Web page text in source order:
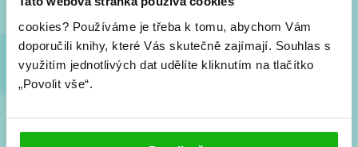
cookies? Používáme je třeba k tomu, abychom Vám
doporučili knihy, které Vás skutečně zajímají. Souhlas s
využitím jednotlivých dat udělíte kliknutím na tlačítko
„Povolit vše“.
Souhlasím spodmínkami zpracování osobních údajů